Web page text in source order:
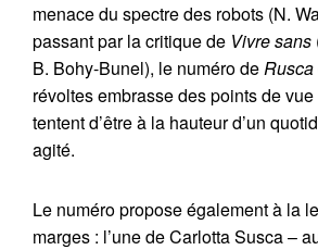
menace du spectre des robots (N.
passant par la critique de Vivre sans
B. Bohy-Bunel), le numéro deRusca
révoltes embrasse des points de
tentent d’être à la hauteur d’un
agité.
Le numéro propose également à la
marges : l’une de Carlotta Susca –
Copier dans votre